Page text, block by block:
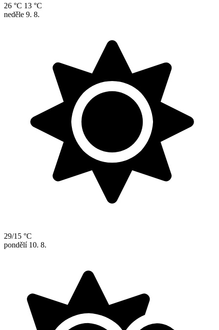
26 °C 13 °C
neděle 9. 8.
29/15 °C
pondělí 10. 8.